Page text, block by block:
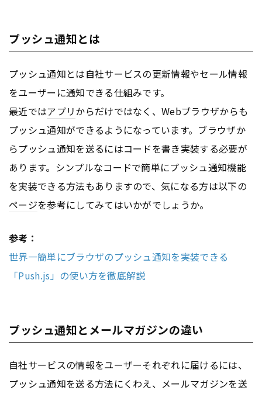
プッシュ通知とは
プッシュ通知とは自社サービスの更新情報やセール情報
をユーザーに通知できる仕組みです。
最近ではアプリからだけではなく、Webブラウザからも
プッシュ通知ができるようになっています。ブラウザか
らプッシュ通知を送るにはコードを書き実装する必要が
あります。シンプルなコードで簡単にプッシュ通知機能
を実装できる方法もありますので、気になる方は以下の
ページを参考にしてみてはいかがでしょうか。
参考：
世界一簡単にブラウザのプッシュ通知を実装できる
「Push.js」の使い方を徹底解説
プッシュ通知とメールマガジンの違い
自社サービスの情報をユーザーそれぞれに届けるには、
プッシュ通知を送る方法にくわえ、メールマガジンを送